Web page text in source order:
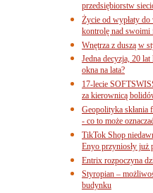
przedsiębiorstw
Życie od wypłaty
kontrolę nad swoimi
Wnętrza z duszą w
Jedna decyzja, 20
okna na lata?
17-lecie
za kierownicą
Geopolityka skłania
- co to może
TikTok Shop
Enyo przyniosły już
Entrix rozpoczyna
Styropian –
budynku